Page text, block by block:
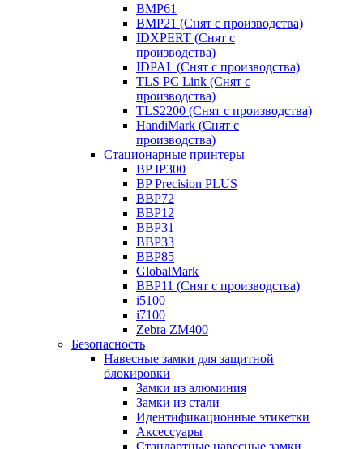
BMP61
BMP21 (Снят с производства)
IDXPERT (Снят с
производства)
IDPAL (Снят с производства)
TLS PC Link (Снят с
производства)
TLS2200 (Снят с производства)
HandiMark (Снят с
производства)
Стационарные принтеры
BP IP300
BP Precision PLUS
BBP72
BBP12
BBP31
BBP33
BBP85
GlobalMark
BBP11 (Снят с производства)
i5100
i7100
Zebra ZM400
Безопасность
Навесные замки для защитной
блокировки
Замки из алюминия
Замки из стали
Идентификационные этикетки
Аксессуары
Стандартные навесные замки